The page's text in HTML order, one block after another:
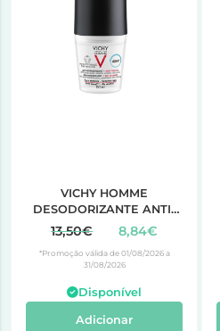
VICHY HOMME
DESODORIZANTE ANTI-
MANCHAS 48h 50ML
13,50€ 8,84€
*Promoção válida de 01/08/2026 a
31/08/2026
Disponível
Adicionar